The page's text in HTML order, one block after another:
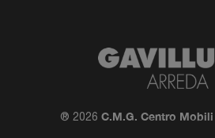
® 2026 C.M.G. Centro